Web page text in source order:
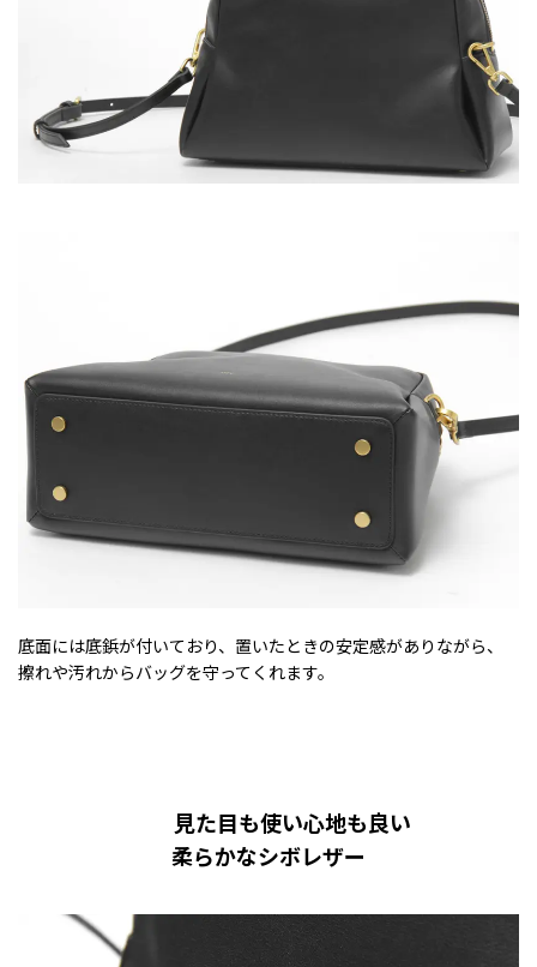
底面には底鋲が付いており、置いたときの安定感がありながら、
擦れや汚れからバッグを守ってくれます。
見た目も使い心地も良い
柔らかなシボレザー